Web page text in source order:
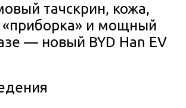
тачскрин, кожа,
и мощный
— новый BYD Han EV